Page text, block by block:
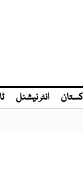
انٹر نیشنل